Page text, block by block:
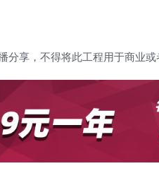
享，不得将此工程用于商业